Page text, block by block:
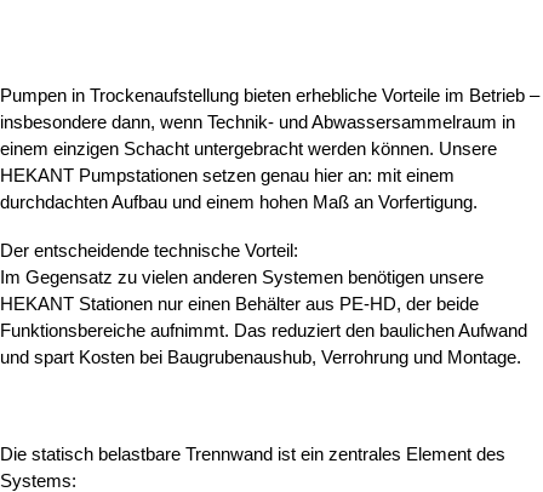
Pumpen in Trockenaufstellung bieten erhebliche Vorteile im Betrieb –
insbesondere dann, wenn Technik- und Abwassersammelraum in
einem einzigen Schacht untergebracht werden können. Unsere
HEKANT Pumpstationen setzen genau hier an: mit einem
durchdachten Aufbau und einem hohen Maß an Vorfertigung.
Der entscheidende technische Vorteil:
Im Gegensatz zu vielen anderen Systemen benötigen unsere
HEKANT Stationen nur einen Behälter aus PE-HD, der beide
Funktionsbereiche aufnimmt. Das reduziert den baulichen Aufwand
und spart Kosten bei Baugrubenaushub, Verrohrung und Montage.
Die statisch belastbare Trennwand ist ein zentrales Element des
Systems: